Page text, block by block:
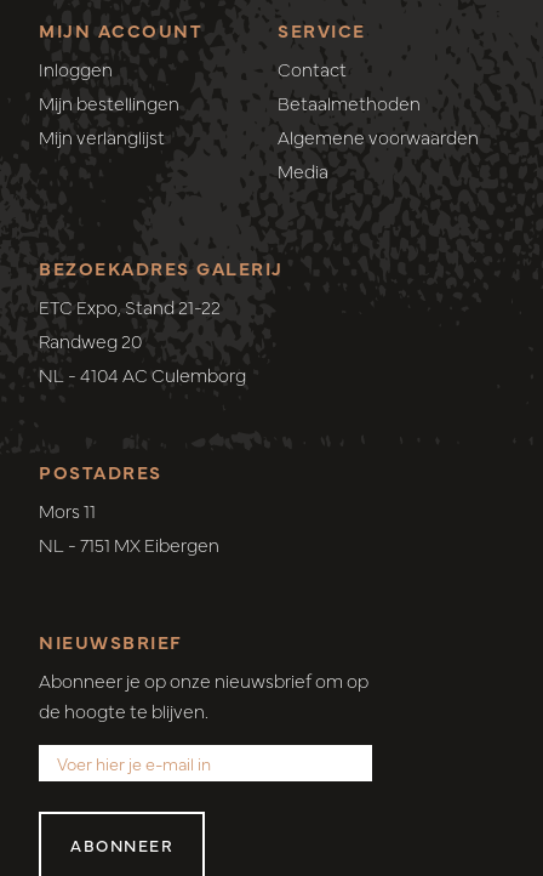
MIJN ACCOUNT
Inloggen
Mijn bestellingen
Mijn verlanglijst
SERVICE
Contact
Betaalmethoden
Algemene voorwaarden
Media
POSTADRES
Mors 11
NL - 7151 MX Eibergen
BEZOEKADRES GALERIJ
ETC Expo, Stand 21-22
Randweg 20
NL - 4104 AC Culemborg
NIEUWSBRIEF
Abonneer je op onze nieuwsbrief om op
de hoogte te blijven.
ABONNEER